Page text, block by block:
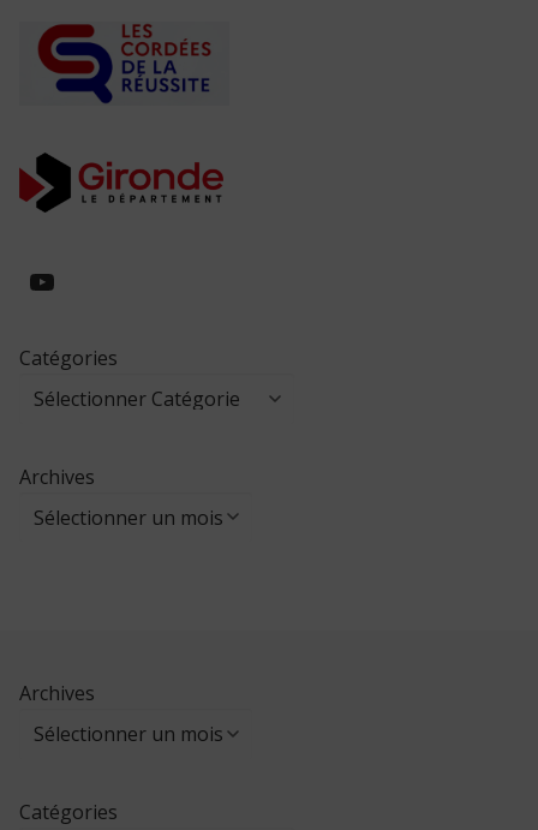
https://www.youtube.com/
Catégories
Archives
Archives
Catégories